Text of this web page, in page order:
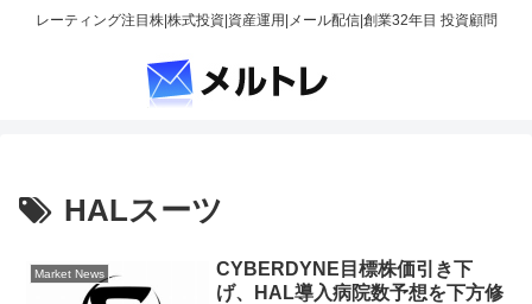
レーティング注目株|株式投資|資産運用|メール配信|創業32年目 投資顧問
HALスーツ
Market News
CYBERDYNE目標株価引き下
げ、HAL導入病院数予想を下方修